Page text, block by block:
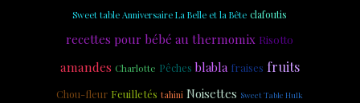
Sweet table Anniversaire La Belle et la Bête clafoutis
recettes pour bébé au thermomix Risotto
amandes Charlotte Pêches blabla fraises fruits
Chou-fleur Feuilletés tahini Noisettes Sweet Table Hulk